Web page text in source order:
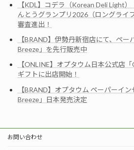
【KDL】コデラ（Korean Deli Light
んとうグランプリ2026（ロングライ
審査進出！
【BRAND】伊勢丹新宿店にて、ペ
Breeze」を先行販売中
【ONLINE】オプタウム日本公式店
ギフトに出店開始！
【BRAND】オプタウム ペーパーイ
Breeze」日本発売決定
お問い合わせ